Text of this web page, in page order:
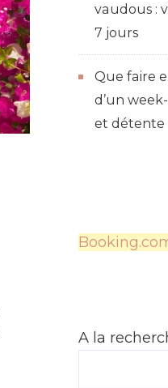
vaudous :
7 jours
Que faire
d’un
et détente
A la